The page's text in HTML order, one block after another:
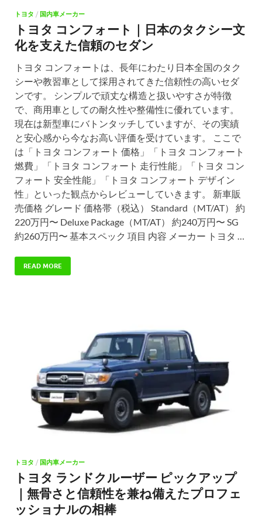
トヨタ / 国内車メーカー
トヨタ コンフォート｜日本のタクシー文
化を支えた信頼のセダン
トヨタ コンフォートは、長年にわたり日本全国のタク
シーや教習車として採用されてきた信頼性の高いセダ
ンです。 シンプルで頑丈な構造と扱いやすさが特徴
で、商用車としての耐久性や整備性に優れています。
現在は新型車にバトンタッチしていますが、その実績
と安心感から今なお高い評価を受けています。 ここで
は「トヨタ コンフォート 価格」「トヨタ コンフォート
燃費」「トヨタ コンフォート 走行性能」「トヨタ コン
フォート 安全性能」「トヨタ コンフォート デザイン
性」といった観点からレビューしていきます。 新車販
売価格 グレード 価格帯（税込） Standard（MT/AT） 約
220万円〜 Deluxe Package（MT/AT） 約240万円〜 SG
約260万円〜 基本スペック 項目 内容 メーカー トヨタ …
READ MORE
トヨタ / 国内車メーカー
トヨタ ランドクルーザー ピックアップ
｜無骨さと信頼性を兼ね備えたプロフェ
ッショナルの相棒